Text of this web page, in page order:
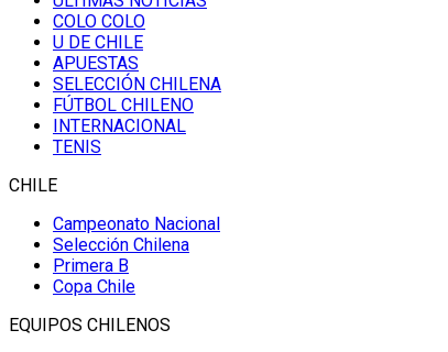
COLO COLO
U DE CHILE
APUESTAS
SELECCIÓN CHILENA
FÚTBOL CHILENO
INTERNACIONAL
TENIS
CHILE
Campeonato Nacional
Selección Chilena
Primera B
Copa Chile
EQUIPOS CHILENOS